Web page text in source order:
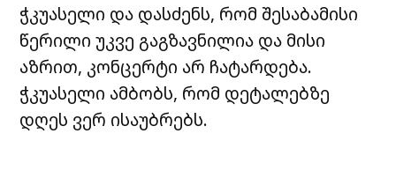
ჭკუასელი და დასძენს, რომ შესაბამისი
წერილი უკვე გაგზავნილია და მისი
აზრით, კონცერტი არ ჩატარდება.
ჭკუასელი ამბობს, რომ დეტალებზე
დღეს ვერ ისაუბრებს.